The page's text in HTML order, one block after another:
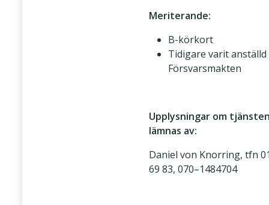
Meriterande:
B-körkort
Tidigare varit anställd
Försvarsmakten
Upplysningar om
lämnas av:
Daniel von Knorring, tfn
69 83, 070–1484704